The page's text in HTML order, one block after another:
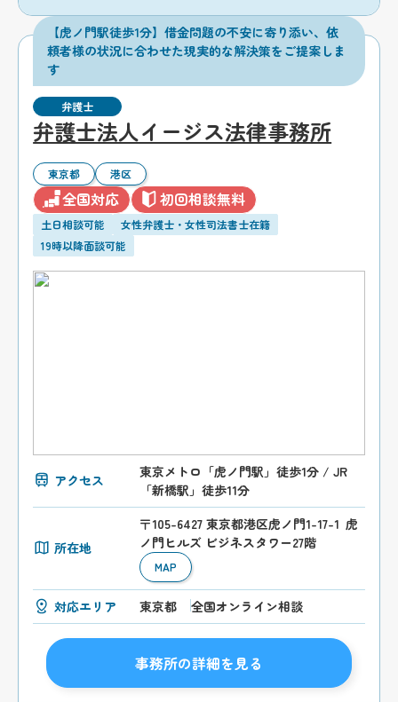
【虎ノ門駅徒歩1分】借金問題の不安に寄り添い、依
頼者様の状況に合わせた現実的な解決策をご提案しま
す
弁護士
弁護士法人イージス法律事務所
東京都 港区
全国対応 初回相談無料
土日相談可能
女性弁護士・女性司法書士在籍
19時以降面談可能
アクセス
東京メトロ「虎ノ門駅」徒歩1分 / JR
「新橋駅」徒歩11分
所在地
〒105-6427 東京都港区虎ノ門1-17-1 虎
ノ門ヒルズ ビジネスタワー27階
MAP
対応エリア 東京都 全国オンライン相談
事務所の詳細を見る